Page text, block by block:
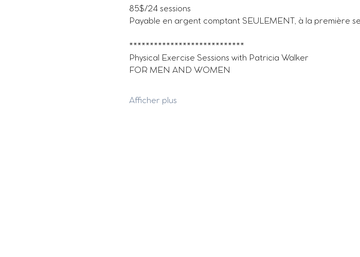
85$/24 sessions
Payable en argent comptant SEULEMENT, à la première
****************************
Physical Exercise Sessions with Patricia Walker
FOR MEN AND WOMEN
Afficher plus